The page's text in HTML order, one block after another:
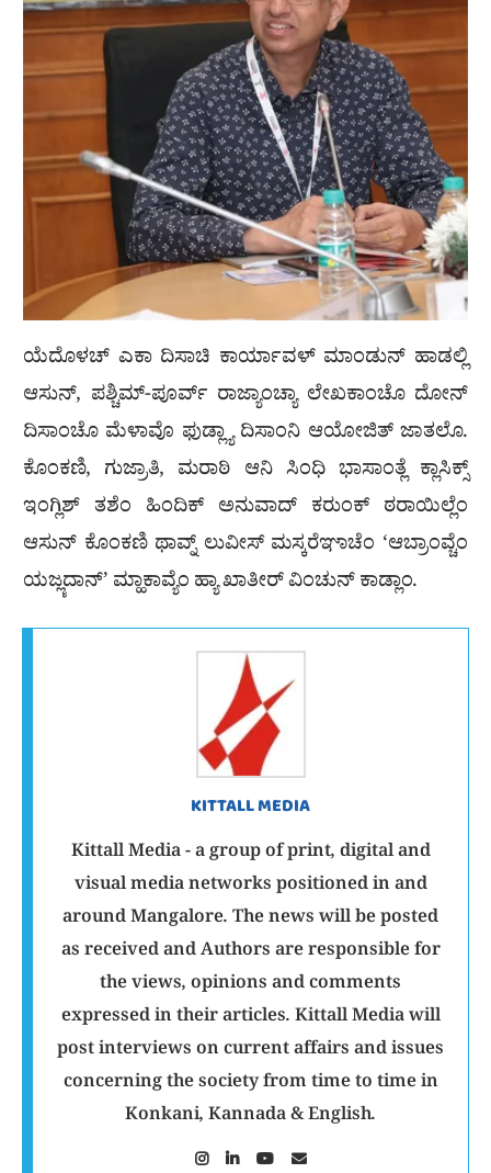
ಯೆದೊಳಚ್ ಎಕಾ ದಿಸಾಚಿ ಕಾರ್ಯಾವಳ್ ಮಾಂಡುನ್ ಹಾಡಲ್ಲಿ
ಆಸುನ್, ಪಶ್ಚಿಮ್-ಪೂರ್ವ್ ರಾಜ್ಯಾಂಚ್ಯಾ ಲೇಖಕಾಂಚೊ ದೋನ್
ದಿಸಾಂಚೊ ಮೆಳಾವೊ ಫುಡ್ಲ್ಯಾ ದಿಸಾಂನಿ ಆಯೋಜಿತ್ ಜಾತಲೊ.
ಕೊಂಕಣಿ, ಗುಜ್ರಾತಿ, ಮರಾಠಿ ಆನಿ ಸಿಂಧಿ ಭಾಸಾಂತ್ಲೆ ಕ್ಲಾಸಿಕ್ಸ್
ಇಂಗ್ಲಿಶ್ ತಶೆಂ ಹಿಂದಿಕ್ ಅನುವಾದ್ ಕರುಂಕ್ ಠರಾಯಿಲ್ಲೆಂ
ಆಸುನ್ ಕೊಂಕಣಿ ಥಾವ್ನ್ ಲುವೀಸ್ ಮಸ್ಕರೆಞಾಚೆಂ ‘ಆಬ್ರಾಂವ್ಚೆಂ
ಯಜೣದಾನ್’ ಮ್ಹಾಕಾವ್ಯೆಂ ಹ್ಯಾ ಖಾತೀರ್ ವಿಂಚುನ್ ಕಾಡ್ಲಾಂ.
KITTALL MEDIA
Kittall Media - a group of print, digital and
visual media networks positioned in and
around Mangalore. The news will be posted
as received and Authors are responsible for
the views, opinions and comments
expressed in their articles. Kittall Media will
post interviews on current affairs and issues
concerning the society from time to time in
Konkani, Kannada & English.